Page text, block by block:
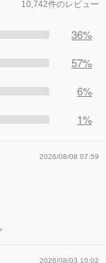
10,742件のレビュー
36%
57%
6%
1%
2026/08/08 07:59
2026/08/03 10:02